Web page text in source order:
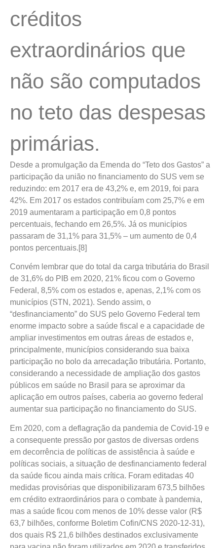
créditos
extraordinários que
não são computados
no teto das despesas
primárias.
Desde a promulgação da Emenda do “Teto dos Gastos” a
participação da união no financiamento do SUS vem se
reduzindo: em 2017 era de 43,2% e, em 2019, foi para
42%. Em 2017 os estados contribuíam com 25,7% e em
2019 aumentaram a participação em 0,8 pontos
percentuais, fechando em 26,5%. Já os municípios
passaram de 31,1% para 31,5% – um aumento de 0,4
pontos percentuais.[8]
Convém lembrar que do total da carga tributária do Brasil
de 31,6% do PIB em 2020, 21% ficou com o Governo
Federal, 8,5% com os estados e, apenas, 2,1% com os
municípios (STN, 2021). Sendo assim, o
“desfinanciamento” do SUS pelo Governo Federal tem
enorme impacto sobre a saúde fiscal e a capacidade de
ampliar investimentos em outras áreas de estados e,
principalmente, municípios considerando sua baixa
participação no bolo da arrecadação tributária. Portanto,
considerando a necessidade de ampliação dos gastos
públicos em saúde no Brasil para se aproximar da
aplicação em outros países, caberia ao governo federal
aumentar sua participação no financiamento do SUS.
Em 2020, com a deflagração da pandemia de Covid-19 e
a consequente pressão por gastos de diversas ordens
em decorrência de políticas de assistência à saúde e
políticas sociais, a situação de desfinanciamento federal
da saúde ficou ainda mais crítica. Foram editadas 40
medidas provisórias que disponibilizaram 673,5 bilhões
em crédito extraordinários para o combate à pandemia,
mas a saúde ficou com menos de 10% desse valor (R$
63,7 bilhões, conforme Boletim Cofin/CNS 2020-12-31),
dos quais R$ 21,6 bilhões destinados exclusivamente